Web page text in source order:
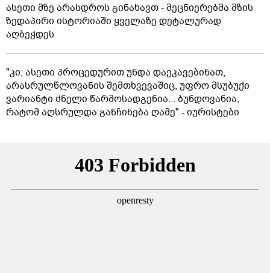
ასეთი მზე არასდროს გინახავთ - მეცნიერებმა მზის
ზედაპირი ისტორიაში ყველაზე დეტალურად
აღბეჭდეს
"კი, ასეთი პროცედურით უნდა დაეკავებინათ,
არასრულწლოვანის შემთხვევაშიც, უფრო მსუბუქი
ვარიანტი ძნელი წარმოსადგენია... ბუნდოვანია,
რატომ აღსრულდა განჩინება ღამე" - იურისტები